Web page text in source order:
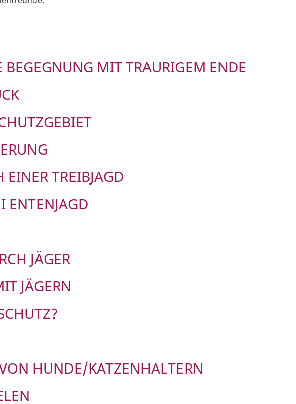
BEGEGNUNG MIT TRAURIGEM ENDE
TREIBJAGD
ENTENJAGD
JÄGER
JÄGERN
HUNDE/KATZENHALTERN